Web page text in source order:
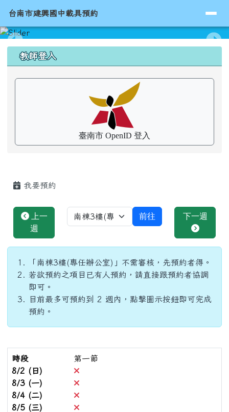
台南市建興國中載具預約
導覽列
台南市建興國中載具預約
上中區域內容
教師登入
臺南市 OpenID 登入
我要預約
上一
週
選擇預約項目，並跳轉至該項目
選擇預約項目，並跳轉至該項目預約畫面
前往 下一週
「南棟3樓(專任辦公室)」不需審核，先預約者得。
若欲預約之項目已有人預約，請直接跟預約者協調
即可。
目前最多可預約到 2 週內，點擊圖示按鈕即可完成
預約。
時段
第一節
8/2 (日)
不可預約
8/3 (一)
不可預約
8/4 (二)
不可預約
8/5 (三)
不可預約
頁尾區域